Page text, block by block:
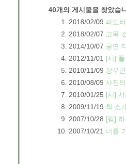
40개의 게시물을 찾았습
2018/02/09 파도
2018/02/07 고목
2014/10/07 공연
2012/11/01 [시]
2010/11/09 강우
2010/08/09 사진
2010/01/25 [시]
2009/11/19 책 소
2007/10/28 [펌] 하
2007/10/21 너를